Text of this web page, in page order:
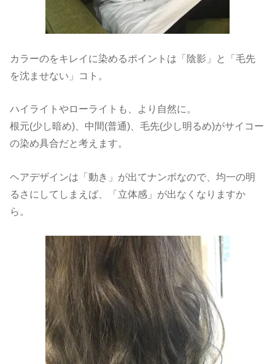
カラーのをキレイに染めるポイントは「陰影」と「毛先
を沈ませない」コト。
ハイライトやローライトも、より自然に。
根元(少し暗め)、中間(普通)、毛先(少し明るめ)がサイコー
の染め具合だと考えます。
ヘアデザインは「動き」が出てナンボなので、均一の明
るさにしてしまえば、「立体感」が出なくなりますか
ら。